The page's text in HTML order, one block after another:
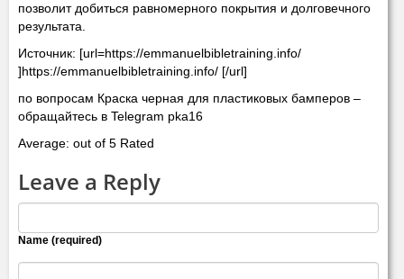
позволит добиться равномерного покрытия и долговечного
результата.
Источник: [url=https://emmanuelbibletraining.info/
]https://emmanuelbibletraining.info/ [/url]
по вопросам Краска черная для пластиковых бамперов –
обращайтесь в Telegram pka16
Average: out of 5 Rated
Leave a Reply
Name (required)